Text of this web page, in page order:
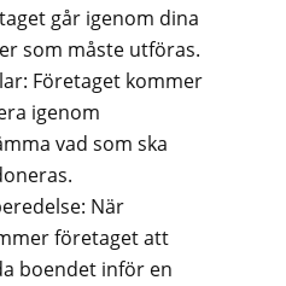
går igenom dina
som måste utföras.
Företaget kommer
igenom
vad som ska
När
företaget att
boendet inför en